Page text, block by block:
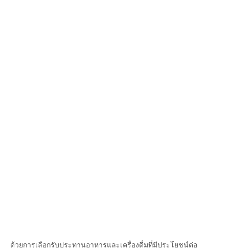
ด้วยการเลือกรับประทานอาหารและเครื่องดื่มที่มีประโยชน์ต่อ